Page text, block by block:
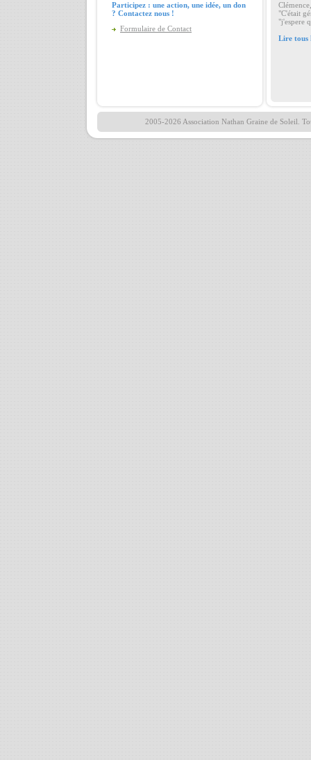
Participez : une action, une idée, un don
? Contactez nous !
Formulaire de Contact
"C'était
"j'espere
Lire tous
2005-2026 Association Nathan Graine de Soleil.